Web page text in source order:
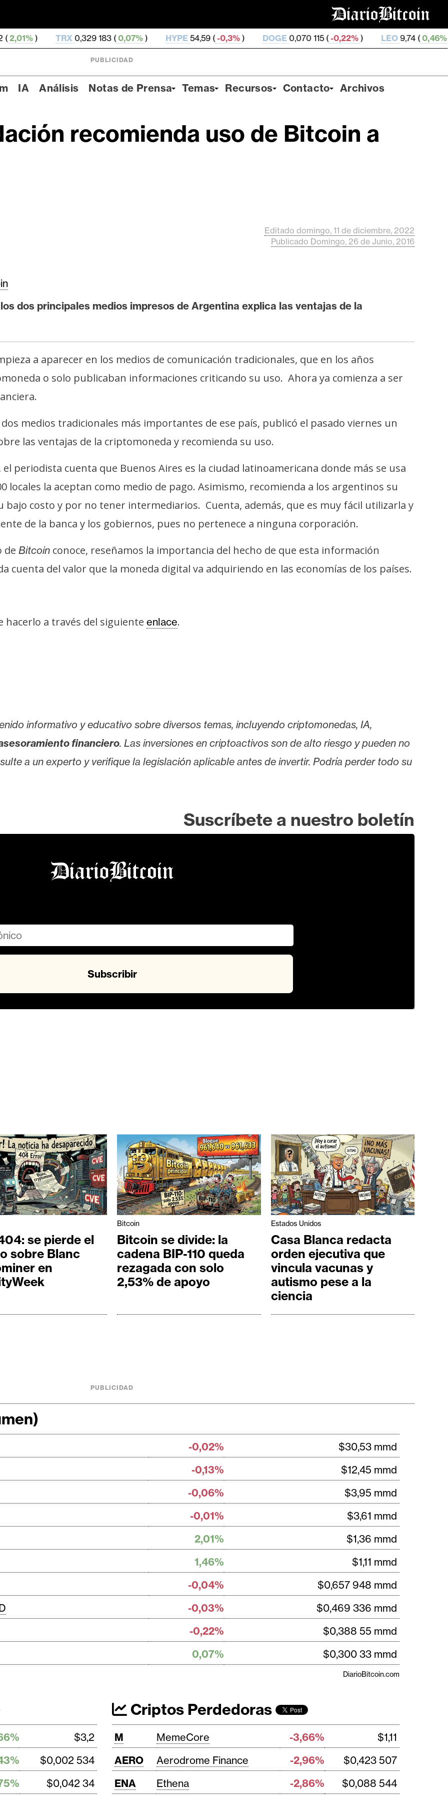
TRX0,329 183 (0,07%) HYPE54,59 ( -0,3%) DOGE0,070 115 (-0,22%) LEO9,74 ( 0,46%) ZEC
PUBLICIDAD
IA Análisis Notas de Prensa Temas Recursos Contacto Archivos
recomienda uso de Bitcoin a
Editado domingo, 11 de diciembre, 2022
Publicado Domingo, 26 de Junio, 2016
dos principales medios impresos de Argentina explica las ventajas de la
a aparecer en los medios de comunicación tradicionales, que en los años
o solo publicaban informaciones criticando su uso. Ahora ya comienza a ser
medios tradicionales más importantes de ese país, publicó el pasado viernes un
las ventajas de la criptomoneda y recomienda su uso.
periodista cuenta que Buenos Aires es la ciudad latinoamericana donde más se usa
locales la aceptan como medio de pago. Asimismo, recomienda a los argentinos su
bajo costo y por no tener intermediarios. Cuenta, además, que es muy fácil utilizarla y
de la banca y los gobiernos, pues no pertenece a ninguna corporación.
de Bitcoin conoce, reseñamos la importancia del hecho de que esta información
cuenta del valor que la moneda digital va adquiriendo en las economías de los países.
hacerlo a través del siguiente enlace.
informativo y educativo sobre diversos temas, incluyendo criptomonedas, IA,
financiero. Las inversiones en criptoactivos son de alto riesgo y pueden no
a un experto y verifique la legislación aplicable antes de invertir. Podría perder todo su
Suscríbete a nuestro boletín
se pierde el
sobre Blanc
en
Bitcoin
Bitcoin se divide: la
cadena BIP-110 queda
rezagada con solo
2,53% de apoyo
Estados Unidos
Casa Blanca redacta
orden ejecutiva que
vincula vacunas y
autismo pese a la
ciencia
PUBLICIDAD
-0,02%
$30,53 mmd
-0,13%
$12,45 mmd
-0,06%
$3,95 mmd
-0,01%
$3,61 mmd
2,01%
$1,36 mmd
1,46%
$1,11 mmd
-0,04%
$0,657 948 mmd
-0,03%
$0,469 336 mmd
-0,22%
$0,388 55 mmd
0,07% $0,300 33 mmd
DiarioBitcoin.com
$3,2
$0,002 534
$0,042 34
Criptos Perdedoras
M MemeCore -3,66%
$1,11
AERO
Aerodrome Finance -2,96%
$0,423 507
ENA
Ethena -2,86% $0,088 544